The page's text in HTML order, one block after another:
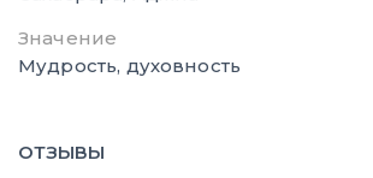
Значение
Мудрость, духовность
ОТЗЫВЫ